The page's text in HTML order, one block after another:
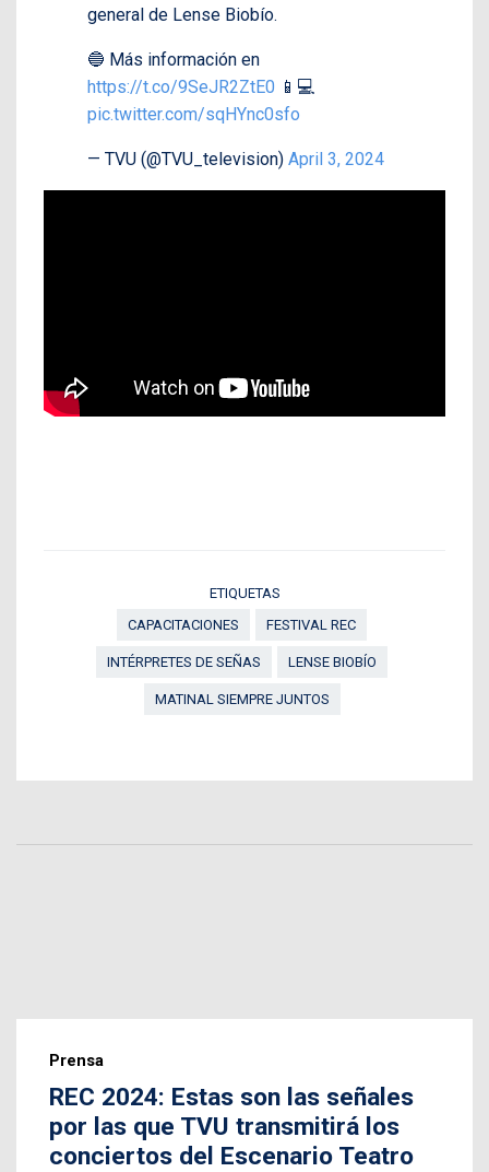
general de Lense Biobío.
🔵 Más información en
https://t.co/9SeJR2ZtE0 📱💻
pic.twitter.com/sqHYnc0sfo
— TVU (@TVU_television) April 3, 2024
ETIQUETAS
CAPACITACIONES
FESTIVAL REC
INTÉRPRETES DE SEÑAS LENSE BIOBÍO
MATINAL SIEMPRE JUNTOS
Prensa
REC 2024: Estas son las señales
por las que TVU transmitirá los
conciertos del Escenario Teatro